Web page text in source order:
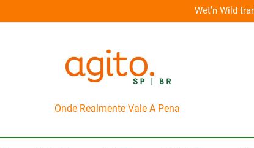
“Led Zeppelin
AgitoSP
Onde Realmente Vale A Pena